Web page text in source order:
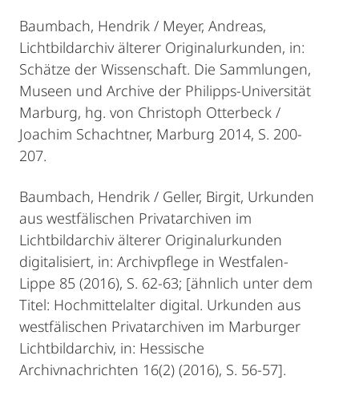
Baumbach, Hendrik / Meyer, Andreas,
Lichtbildarchiv älterer Originalurkunden, in:
Schätze der Wissenschaft. Die Sammlungen,
Museen und Archive der Philipps-Universität
Marburg, hg. von Christoph Otterbeck /
Joachim Schachtner, Marburg 2014, S. 200-
207.
Baumbach, Hendrik / Geller, Birgit, Urkunden
aus westfälischen Privatarchiven im
Lichtbildarchiv älterer Originalurkunden
digitalisiert, in: Archivpflege in Westfalen-
Lippe 85 (2016), S. 62-63; [ähnlich unter dem
Titel: Hochmittelalter digital. Urkunden aus
westfälischen Privatarchiven im Marburger
Lichtbildarchiv, in: Hessische
Archivnachrichten 16(2) (2016), S. 56-57].